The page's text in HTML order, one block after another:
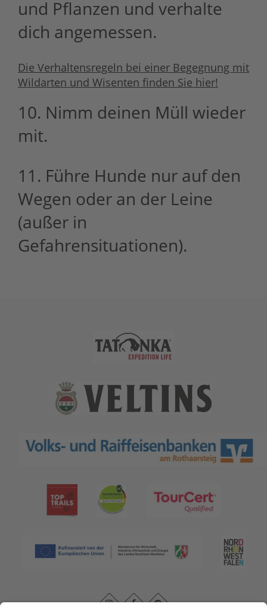
und Pflanzen und verhalte
dich angemessen.
Die Verhaltensregeln bei einer Begegnung mit
Wildarten und Wisenten finden Sie hier!
10. Nimm deinen Müll wieder
mit.
11. Führe Hunde nur auf den
Wegen oder an der Leine
(außer in
Gefahrensituationen).